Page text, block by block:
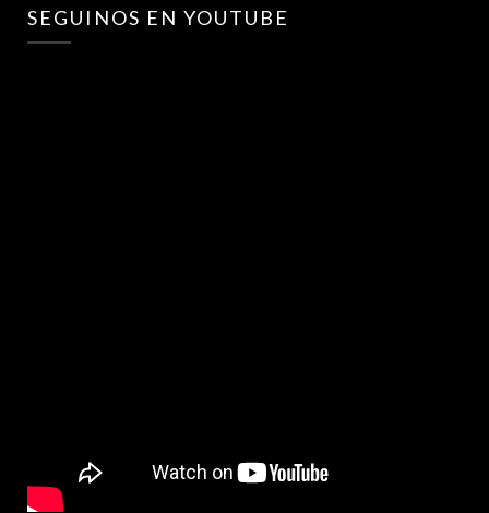
SEGUINOS EN YOUTUBE